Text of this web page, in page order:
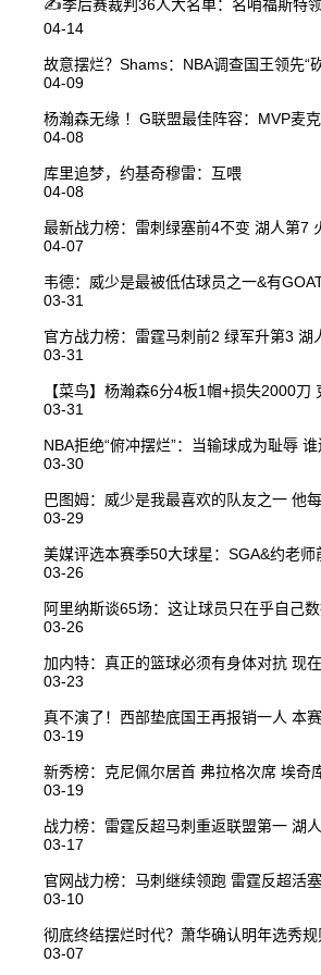
✍季后赛裁判36人大名单：名哨福斯特领
04-14
故意摆烂？Shams：NBA调查国王领先“
04-09
杨瀚森无缘 ！G联盟最佳阵容：MVP麦
04-08
库里追梦，约基奇穆雷：互喂
04-08
最新战力榜：雷刺绿塞前4不变 湖人第7
04-07
韦德：威少是最被低估球员之一&有
03-31
官方战力榜：雷霆马刺前2 绿军升第3
03-31
【菜鸟】杨瀚森6分4板1帽+损失2000刀
03-31
NBA拒绝“俯冲摆烂”：当输球成为耻辱 谁
03-30
巴图姆：威少是我最喜欢的队友之一 他
03-29
美媒评选本赛季50大球星：SGA&约老
03-26
阿里纳斯谈65场：这让球员只在乎自己
03-26
加内特：真正的篮球必须有身体对抗 现
03-23
真不演了！西部垫底国王再报销一人 本
03-19
新秀榜：克尼佩尔居首 弗拉格次席 埃奇
03-19
战力榜：雷霆反超马刺重返联盟第一 湖
03-17
官网战力榜：马刺继续领跑 雷霆反超活
03-10
彻底终结摆烂时代？萧华确认明年选秀规
03-07